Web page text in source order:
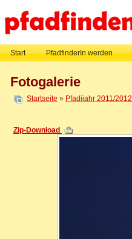
Start PfadfinderIn werden
Fotogalerie
Startseite » Pfadijahr 2011/2012
Zip-Download